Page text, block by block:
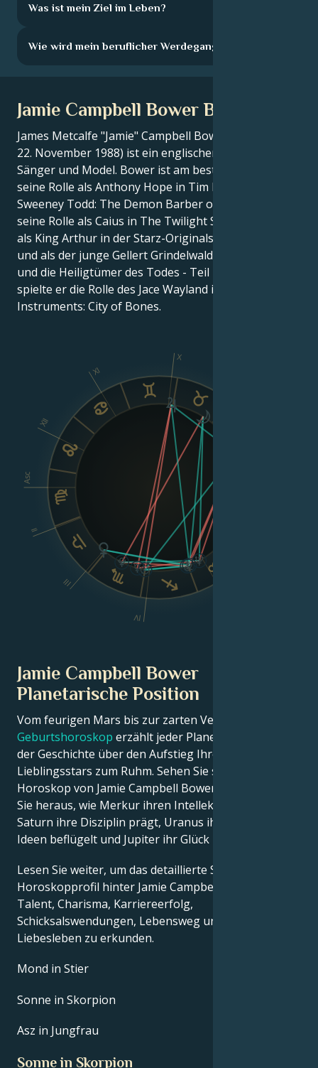
Was ist mein Ziel im Leben?
Wie wird mein beruflicher Werdegang aussehen?
Jamie Campbell Bower Bio
James Metcalfe "Jamie" Campbell Bower (geboren am
22. November 1988) ist ein englischer Schauspieler,
Sänger und Model. Bower ist am besten bekannt für
seine Rolle als Anthony Hope in Tim Burtons
Sweeney Todd: The Demon Barber of Fleet Street,
seine Rolle als Caius in The Twilight Saga, seine Rolle
als King Arthur in der Starz-Originalserie Camelot
und als der junge Gellert Grindelwald in Harry Potter
und die Heiligtümer des Todes - Teil 1. Im Jahr 2013
spielte er die Rolle des Jace Wayland in The Mortal
Instruments: City of Bones.
Asc
II
III
IV
X
XI
XII
Jamie Campbell Bower
Planetarische Position
Vom feurigen Mars bis zur zarten Venus – in diesem
Geburtshoroskop erzählt jeder Planet seinen Teil
der Geschichte über den Aufstieg Ihres
Lieblingsstars zum Ruhm. Sehen Sie sich das Astro-
Horoskop von Jamie Campbell Bower an und finden
Sie heraus, wie Merkur ihren Intellekt definiert,
Saturn ihre Disziplin prägt, Uranus ihre innovativen
Ideen beflügelt und Jupiter ihr Glück regiert.
Lesen Sie weiter, um das detaillierte Sternzeichen-
Horoskopprofil hinter Jamie Campbell Bowers
Talent, Charisma, Karriereerfolg,
Schicksalswendungen, Lebensweg und Hürden im
Liebesleben zu erkunden.
Mond in Stier
Sonne in Skorpion
Asz in Jungfrau
Sonne in Skorpion